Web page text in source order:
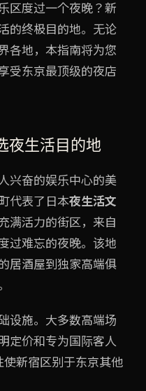
区度过一个夜晚？新
的终极目的地。无论
各地，本指南将为您
受东京最顶级的夜店
夜生活目的地
兴奋的娱乐中心的美
代表了日本夜生活文
活力的街区，来自
过难忘的夜晚。该地
居酒屋到独家高端俱
设施。大多数高端场
定价和专为国际客人
新宿区别于东京其他